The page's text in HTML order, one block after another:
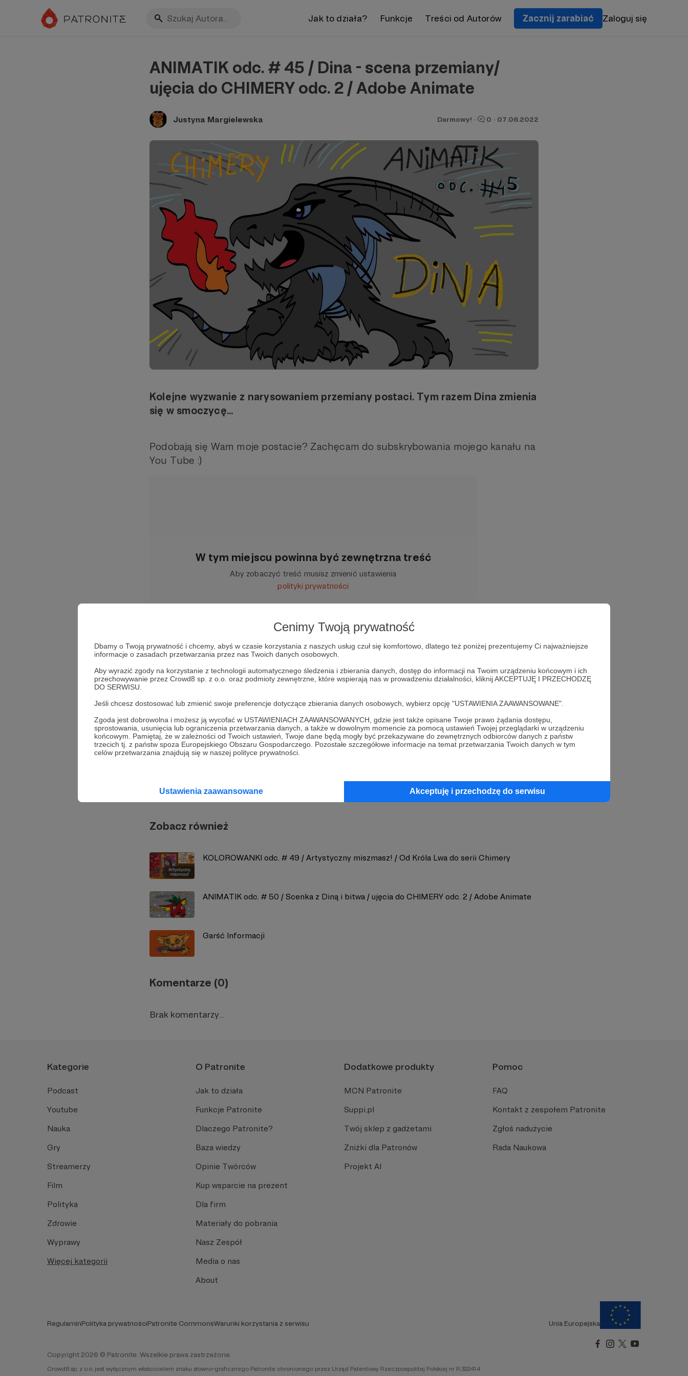
Cenimy Twoją prywatność
Dbamy o Twoją prywatność i chcemy, abyś w czasie korzystania z naszych usług czuł się komfortowo, dlatego też poniżej prezentujemy Ci najważniejsze
informacje o zasadach przetwarzania przez nas Twoich danych osobowych.
Aby wyrazić zgody na korzystanie z technologii automatycznego śledzenia i zbierania danych, dostęp do informacji na Twoim urządzeniu końcowym i ich
przechowywanie przez Crowd8 sp. z o.o. oraz podmioty zewnętrzne, które wspierają nas w prowadzeniu działalności, kliknij AKCEPTUJĘ I PRZECHODZĘ
DO SERWISU.
Jeśli chcesz dostosować lub zmienić swoje preferencje dotyczące zbierania danych osobowych, wybierz opcję "USTAWIENIA ZAAWANSOWANE".
Zgoda jest dobrowolna i możesz ją wycofać w USTAWIENIACH ZAAWANSOWANYCH, gdzie jest także opisane Twoje prawo żądania dostępu,
sprostowania, usunięcia lub ograniczenia przetwarzania danych, a także w dowolnym momencie za pomocą ustawień Twojej przeglądarki w urządzeniu
końcowym. Pamiętaj, że w zależności od Twoich ustawień, Twoje dane będą mogły być przekazywane do zewnętrznych odbiorców danych z państw
trzecich tj. z państw spoza Europejskiego Obszaru Gospodarczego. Pozostałe szczegółowe informacje na temat przetwarzania Twoich danych w tym
celów przetwarzania znajdują się w naszej polityce prywatności.
Ustawienia zaawansowane Akceptuję i przechodzę do serwisu
Jak to działa? Funkcje Treści od Autorów Zacznij zarabiać Zaloguj się
ANIMATIK odc. # 45 / Dina - scena przemiany/
ujęcia do CHIMERY odc. 2 / Adobe Animate
Justyna Margielewska Darmowy! · 0 · 07.06.2022
Kolejne wyzwanie z narysowaniem przemiany postaci. Tym razem Dina zmienia
się w smoczycę...
Podobają się Wam moje postacie? Zachęcam do subskrybowania mojego kanału na
You Tube :)
W tym miejscu powinna być zewnętrzna treść
Aby zobaczyć treść musisz zmienić ustawienia
polityki prywatności
Udostępnij
Zobacz również
KOLOROWANKI odc. # 49 / Artystyczny miszmasz! / Od Króla Lwa do serii Chimery
ANIMATIK odc. # 50 / Scenka z Diną i bitwa / ujęcia do CHIMERY odc. 2 / Adobe Animate
Garść Informacji
Komentarze (0)
Brak komentarzy...
Kategorie
Podcast
Youtube
Nauka
Gry
Streamerzy
Film
Polityka
Zdrowie
Wyprawy
Więcej kategorii
O Patronite
Jak to działa
Funkcje Patronite
Dlaczego Patronite?
Baza wiedzy
Opinie Twórców
Kup wsparcie na prezent
Dla firm
Materiały do pobrania
Nasz Zespół
Media o nas
About
Dodatkowe produkty
MCN Patronite
Suppi.pl
Twój sklep z gadżetami
Zniżki dla Patronów
Projekt AI
Pomoc
FAQ
Kontakt z zespołem Patronite
Zgłoś nadużycie
Rada Naukowa
RegulaminPolityka prywatnościPatronite CommonsWarunki korzystania z serwisu Unia Europejska
Copyright 2026 © Patronite. Wszelkie prawa zastrzeżone.
Crowd8 sp. z o.o. jest wyłącznym właścicielem znaku słowno-graficznego Patronite chronionego przez Urząd Patentowy Rzeczpospolitej Polskiej nr R.322414